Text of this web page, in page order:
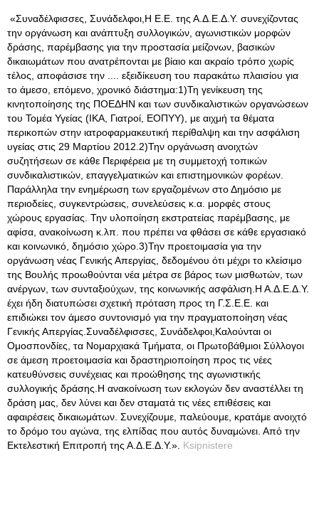
«Συναδέλφισσες, Συνάδελφοι,Η Ε.Ε. της Α.Δ.Ε.Δ.Υ. συνεχίζοντας
την οργάνωση και ανάπτυξη συλλογικών, αγωνιστικών μορφών
δράσης, παρέμβασης για την προστασία μείζονων, βασικών
δικαιωμάτων που ανατρέπονται με βίαιο και ακραίο τρόπο χωρίς
τέλος, αποφάσισε την .... εξειδίκευση του παρακάτω πλαισίου για
το άμεσο, επόμενο, χρονικό διάστημα:1)Τη γενίκευση της
κινητοποίησης της ΠΟΕΔΗΝ και των συνδικαλιστικών οργανώσεων
του Τομέα Υγείας (ΙΚΑ, Γιατροί, ΕΟΠΥΥ), με αιχμή τα θέματα
περικοπών στην ιατροφαρμακευτική περίθαλψη και την ασφάλιση
υγείας στις 29 Μαρτίου 2012.2)Την οργάνωση ανοιχτών
συζητήσεων σε κάθε Περιφέρεια με τη συμμετοχή τοπικών
συνδικαλιστικών, επαγγελματικών και επιστημονικών φορέων.
Παράλληλα την ενημέρωση των εργαζομένων στο Δημόσιο με
περιοδείες, συγκεντρώσεις, συνελεύσεις κ.α . μορφές στους
χώρους εργασίας. Την υλοποίηση εκστρατείας παρέμβασης, με
αφίσα, ανακοίνωση κ.λπ. που πρέπει να φθάσει σε κάθε εργασιακό
και κοινωνικό, δημόσιο χώρο.3)Την προετοιμασία για την
οργάνωση νέας Γενικής Απεργίας, δεδομένου ότι μέχρι το κλείσιμο
της Βουλής προωθούνται νέα μέτρα σε βάρος των μισθωτών, των
ανέργων, των συνταξιούχων, της κοινωνικής ασφάλιση.Η Α.Δ.Ε.Δ.Υ.
έχει ήδη διατυπώσει σχετική πρόταση προς τη Γ.Σ.Ε.Ε. και
επιδιώκει τον άμεσο συντονισμό για την πραγματοποίηση νέας
Γενικής Απεργίας.Συναδέλφισσες, Συνάδελφοι,Καλούνται οι
Ομοσπονδίες, τα Νομαρχιακά Τμήματα, οι Πρωτοβάθμιοι Σύλλογοι
σε άμεση προετοιμασία και δραστηριοποίηση προς τις νέες
κατευθύνσεις συνέχειας και προώθησης της αγωνιστικής
συλλογικής δράσης.Η ανακοίνωση των εκλογών δεν αναστέλλει τη
δράση μας, δεν λύνει και δεν σταματά τις νέες επιθέσεις και
αφαιρέσεις δικαιωμάτων. Συνεχίζουμε, παλεύουμε, κρατάμε ανοιχτό
το δρόμο του αγώνα, της ελπίδας που αυτός δυναμώνει. Από την
Εκτελεστική Επιτροπή της Α.Δ.Ε.Δ.Υ.». Ksipnistere